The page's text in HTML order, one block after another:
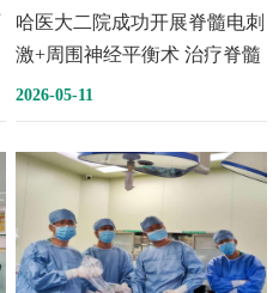
哈医大二院成功开展脊髓电刺
激+周围神经平衡术 治疗脊髓
损伤后遗症
2026-05-11